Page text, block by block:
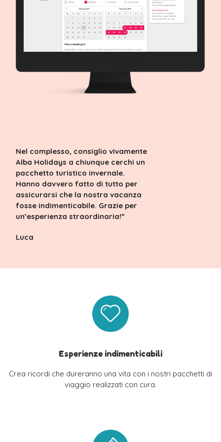
Nel complesso, consiglio vivamente
Alba Holidays a chiunque cerchi un
pacchetto turistico invernale.
Hanno davvero fatto di tutto per
assicurarsi che la nostra vacanza
fosse indimenticabile. Grazie per
un’esperienza straordinaria!”
Luca
Esperienze indimenticabili
Crea ricordi che dureranno una vita con i nostri pacchetti di
viaggio realizzati con cura.